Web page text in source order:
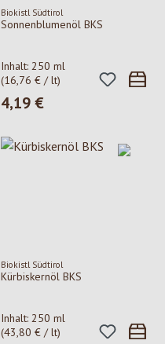
Biokistl Südtirol
Sonnenblumenöl BKS
Inhalt: 250 ml
(16,76 € / lt)
Regulärer Preis:
4,19 €
Biokistl Südtirol
Kürbiskernöl BKS
Inhalt: 250 ml
(43,80 € / lt)